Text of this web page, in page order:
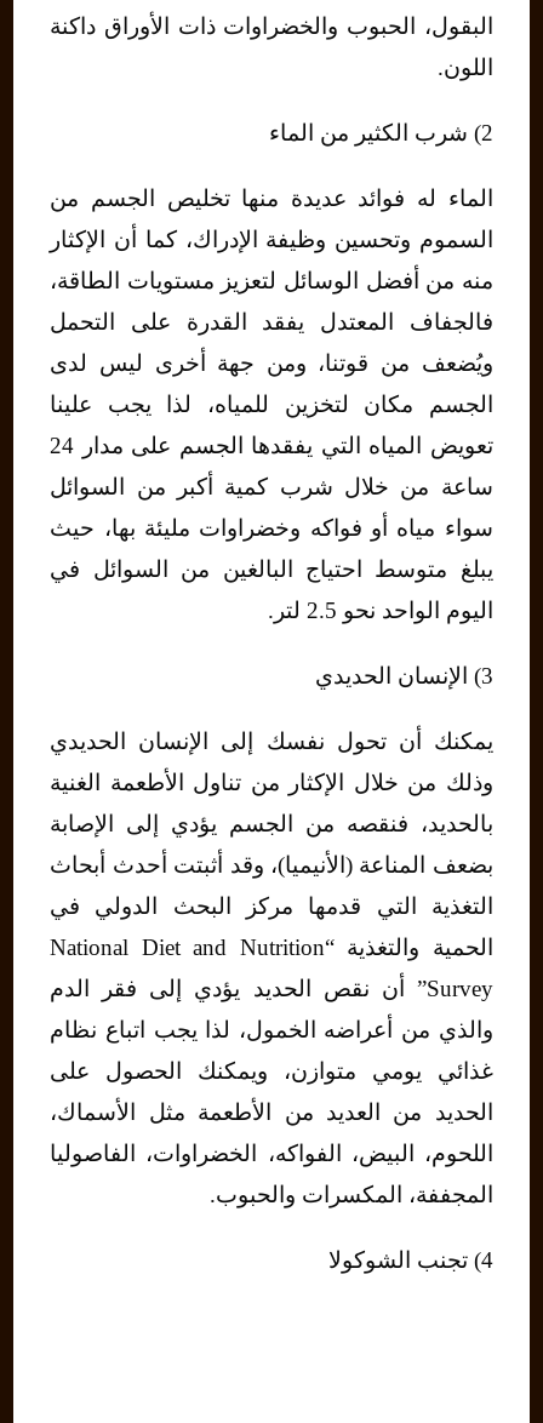
البقول، الحبوب والخضراوات ذات الأوراق داكنة
اللون.
2) شرب الكثير من الماء
الماء له فوائد عديدة منها تخليص الجسم من
السموم وتحسين وظيفة الإدراك، كما أن الإكثار
منه من أفضل الوسائل لتعزيز مستويات الطاقة،
فالجفاف المعتدل يفقد القدرة على التحمل
ويُضعف من قوتنا، ومن جهة أخرى ليس لدى
الجسم مكان لتخزين للمياه، لذا يجب علينا
تعويض المياه التي يفقدها الجسم على مدار 24
ساعة من خلال شرب كمية أكبر من السوائل
سواء مياه أو فواكه وخضراوات مليئة بها، حيث
يبلغ متوسط احتياج البالغين من السوائل في
اليوم الواحد نحو 2.5 لتر.
3) الإنسان الحديدي
يمكنك أن تحول نفسك إلى الإنسان الحديدي
وذلك من خلال الإكثار من تناول الأطعمة الغنية
بالحديد، فنقصه من الجسم يؤدي إلى الإصابة
بضعف المناعة (الأنيميا)، وقد أثبتت أحدث أبحاث
التغذية التي قدمها مركز البحث الدولي في
الحمية والتغذية “National Diet and Nutrition
Survey” أن نقص الحديد يؤدي إلى فقر الدم
والذي من أعراضه الخمول، لذا يجب اتباع نظام
غذائي يومي متوازن، ويمكنك الحصول على
الحديد من العديد من الأطعمة مثل الأسماك،
اللحوم، البيض، الفواكه، الخضراوات، الفاصوليا
المجففة، المكسرات والحبوب.
4) تجنب الشوكولا